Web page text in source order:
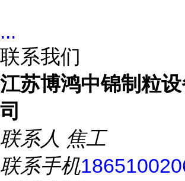
...
联系我们
江苏博鸿中锦制粒
司
联系人 焦工
联系手机